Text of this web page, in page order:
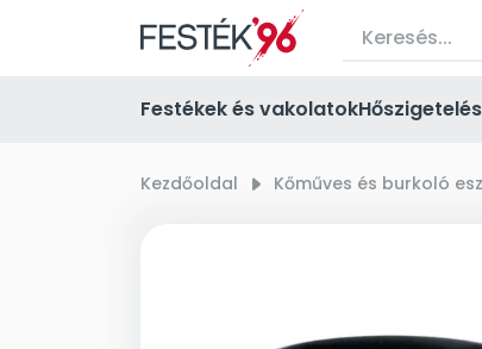
Festékek és vakolatokHőszigetelés
Kezdőoldal right_small Kőműves és burkoló